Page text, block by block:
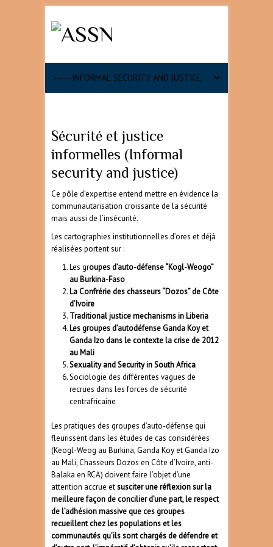
Sécurité et justice
informelles (Informal
security and justice)
Ce pôle d’expertise entend mettre en évidence la
communautarisation croissante de la sécurité
mais aussi de l’insécurité.
Les cartographies institutionnelles d’ores et déjà
réalisées portent sur :
Les groupes d’auto-défense “Kogl-Weogo”
au Burkina-Faso
La Confrérie des chasseurs “Dozos” de Côte
d’Ivoire
Traditional justice mechanisms in Liberia
Les groupes d’autodéfense Ganda Koy et
Ganda Izo dans le contexte la crise de 2012
au Mali
Sexuality and Security in South Africa
Sociologie des différentes vagues de
recrues dans les forces de sécurité
centrafricaine
Les pratiques des groupes d’auto-défense qui
fleurissent dans les études de cas considérées
(Keogl-Weog au Burkina, Ganda Koy et Ganda Izo
au Mali, Chasseurs Dozos en Côte d’Ivoire, anti-
Balaka en RCA) doivent faire l’objet d’une
attention accrue etsusciter une réflexion sur la
meilleure façon de concilier d’une part, le respect
de l’adhésion massive que ces groupes
recueillent chez les populations et les
communautés qu’ils sont chargés de défendre et